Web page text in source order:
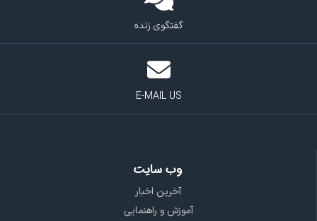
گفتگوی زنده
E-MAIL US
وب سایت
آخرین اخبار
آموزش و راهنمایی